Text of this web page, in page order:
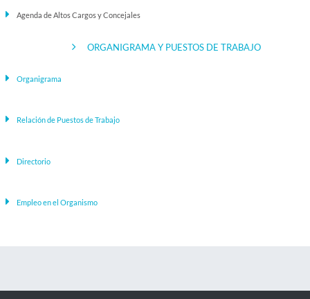
Agenda de Altos Cargos y Concejales
ORGANIGRAMA Y PUESTOS DE TRABAJO
Organigrama
Relación de Puestos de Trabajo
Directorio
Empleo en el Organismo